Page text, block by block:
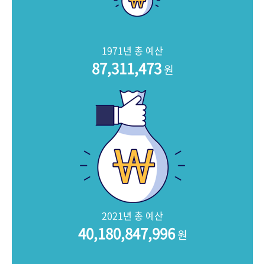
1971년 총 예산
87,311,473원
2021년 총 예산
40,180,847,996원